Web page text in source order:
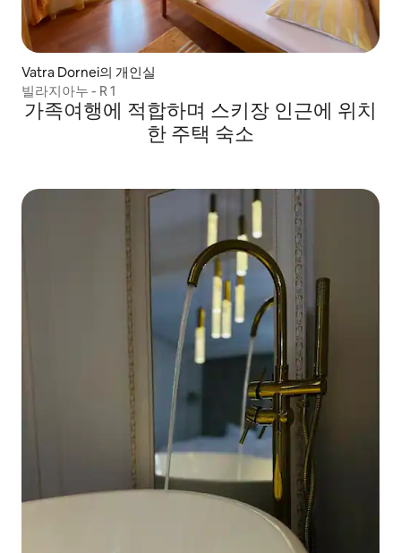
Vatra Dornei의 개인실
빌라지아누 - R 1
가족여행에 적합하며 스키장 인근에 위치
한 주택 숙소